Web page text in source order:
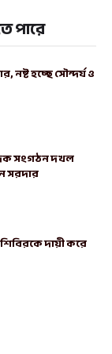
পারে
নষ্ট হচ্ছে সৌন্দর্য ও
সংগঠন দখল
সরদার
দায়ী করে